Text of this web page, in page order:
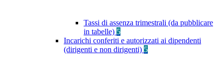
Tassi di assenza trimestrali (da pubblicare
in tabelle) 5
Incarichi conferiti e autorizzati ai dipendenti
(dirigenti e non dirigenti) 5